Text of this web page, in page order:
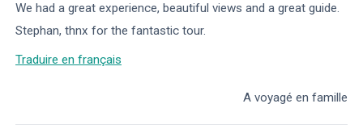
We had a great experience, beautiful views and a great guide.
Stephan, thnx for the fantastic tour.
Traduire en français
A voyagé en famille